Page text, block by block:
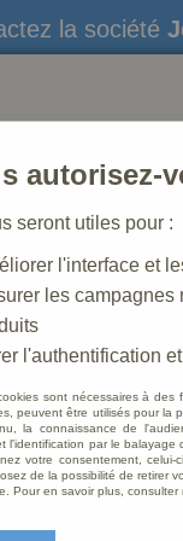
la société
STATUES
N° 37 _ 15 CM >
autorisez-
seront utiles pour :
l'interface et
les campagnes
l'authentification
sont nécessaires à
peuvent être utilisés pour la
la connaissance de
l'identification par le
votre consentement, celui-
de la possibilité de retirer
Pour en savoir plus, consulter